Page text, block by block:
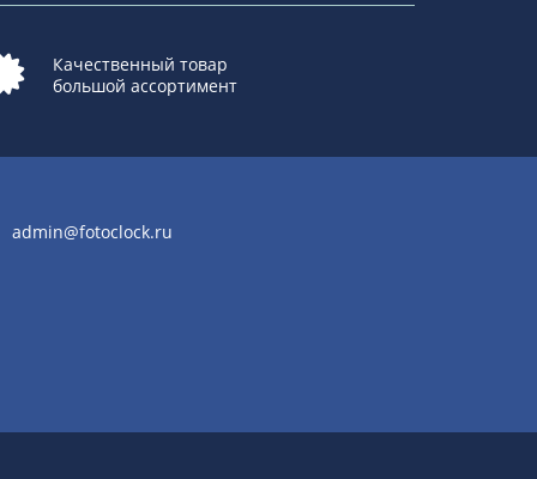
Качественный товар
большой ассортимент
admin@fotoclock.ru